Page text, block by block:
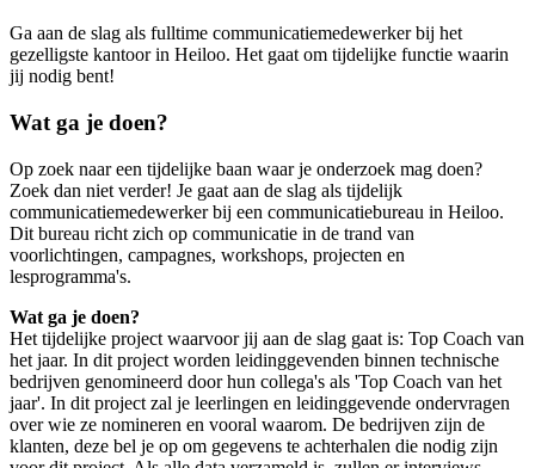
Ga aan de slag als fulltime communicatiemedewerker bij het
gezelligste kantoor in Heiloo. Het gaat om tijdelijke functie waarin
jij nodig bent!
Wat ga je doen?
Op zoek naar een tijdelijke baan waar je onderzoek mag doen?
Zoek dan niet verder! Je gaat aan de slag als tijdelijk
communicatiemedewerker bij een communicatiebureau in Heiloo.
Dit bureau richt zich op communicatie in de trand van
voorlichtingen, campagnes, workshops, projecten en
lesprogramma's.
Wat ga je doen?
Het tijdelijke project waarvoor jij aan de slag gaat is: Top Coach van
het jaar. In dit project worden leidinggevenden binnen technische
bedrijven genomineerd door hun collega's als 'Top Coach van het
jaar'. In dit project zal je leerlingen en leidinggevende ondervragen
over wie ze nomineren en vooral waarom. De bedrijven zijn de
klanten, deze bel je op om gegevens te achterhalen die nodig zijn